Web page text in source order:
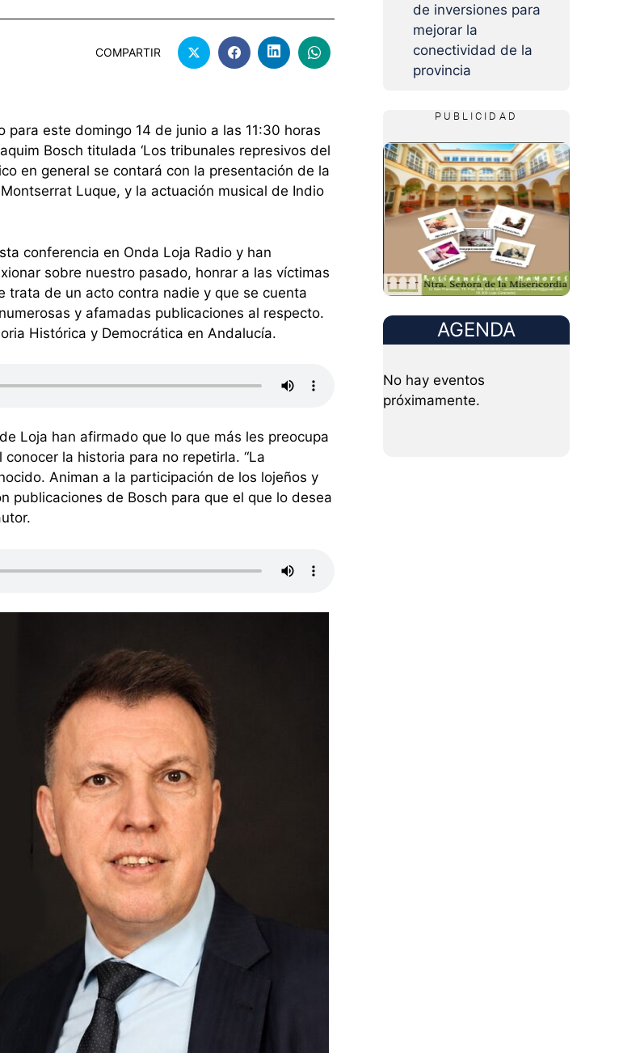
COMPARTIR
este domingo 14 de junio a las 11:30 horas
Bosch titulada ‘Los tribunales represivos del
en general se contará con la presentación de la
Luque, y la actuación musical de Indio
conferencia en Onda Loja Radio y han
sobre nuestro pasado, honrar a las víctimas
trata de un acto contra nadie y que se cuenta
y afamadas publicaciones al respecto.
Histórica y Democrática en Andalucía.
Loja han afirmado que lo que más les preocupa
la historia para no repetirla. “La
Animan a la participación de los lojeños y
publicaciones de Bosch para que el que lo desea
de inversiones para
mejorar la
conectividad de la
provincia
PUBLICIDAD
AGENDA
No hay eventos
próximamente.